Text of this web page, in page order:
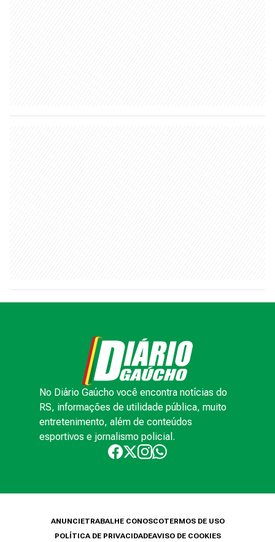
No Diário Gaúcho você encontra notícias do
RS, informações de utilidade pública, muito
entretenimento, além de conteúdos
esportivos e jornalismo policial.
ANUNCIETRABALHE CONOSCOTERMOS DE USO
POLÍTICA DE PRIVACIDADEAVISO DE COOKIES